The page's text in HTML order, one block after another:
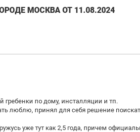
МОСКВА ОТ 11.08.2024
по дому, инсталляции и тп.
люблю, принял для себя решение
уже тут как 2,5 года, причем